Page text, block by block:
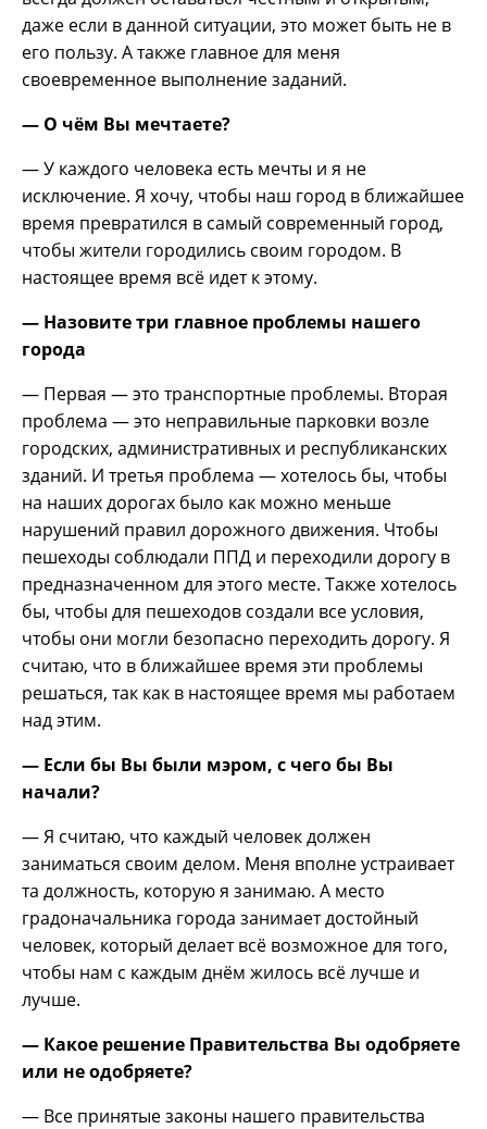
даже если в данной ситуации, это может быть не в
его пользу. А также главное для меня
своевременное выполнение заданий.
— О чём Вы мечтаете?
— У каждого человека есть мечты и я не
исключение. Я хочу, чтобы наш город в ближайшее
время превратился в самый современный город,
чтобы жители городились своим городом. В
настоящее время всё идет к этому.
— Назовите три главное проблемы нашего
города
— Первая — это транспортные проблемы. Вторая
проблема — это неправильные парковки возле
городских, административных и республиканских
зданий. И третья проблема — хотелось бы, чтобы
на наших дорогах было как можно меньше
нарушений правил дорожного движения. Чтобы
пешеходы соблюдали ППД и переходили дорогу в
предназначенном для этого месте. Также хотелось
бы, чтобы для пешеходов создали все условия,
чтобы они могли безопасно переходить дорогу. Я
считаю, что в ближайшее время эти проблемы
решаться, так как в настоящее время мы работаем
над этим.
— Если бы Вы были мэром, с чего бы Вы
начали?
— Я считаю, что каждый человек должен
заниматься своим делом. Меня вполне устраивает
та должность, которую я занимаю. А место
градоначальника города занимает достойный
человек, который делает всё возможное для того,
чтобы нам с каждым днём жилось всё лучше и
лучше.
— Какое решение Правительства Вы одобряете
или не одобряете?
— Все принятые законы нашего правительства